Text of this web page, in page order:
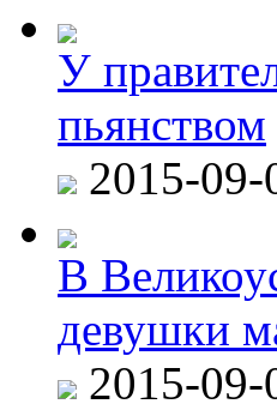
У
пьянством
2015-09-
В
девушки
2015-09-